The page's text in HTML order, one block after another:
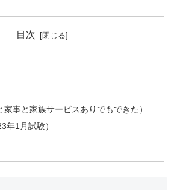
目次
家事と家族サービスありでもできた）
年1月試験）